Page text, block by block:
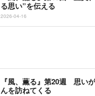
る思い”を伝える
2026-04-16
『風、薫る』第20週 思い
んを訪ねてくる